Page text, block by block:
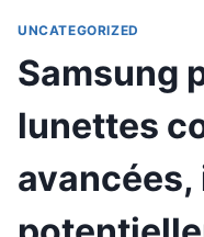
UNCATEGORIZED
Samsung
lunettes